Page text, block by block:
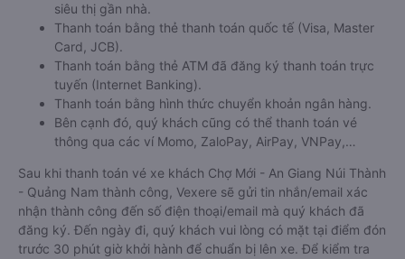
siêu thị gần nhà.
Thanh toán bằng thẻ thanh toán quốc tế (Visa, Master
Card, JCB).
Thanh toán bằng thẻ ATM đã đăng ký thanh toán trực
tuyến (Internet Banking).
Thanh toán bằng hình thức chuyển khoản ngân hàng.
Bên cạnh đó, quý khách cũng có thể thanh toán vé
thông qua các ví Momo, ZaloPay, AirPay, VNPay,…
Sau khi thanh toán vé xe khách Chợ Mới - An Giang Núi Thành
- Quảng Nam thành công, Vexere sẽ gửi tin nhắn/email xác
nhận thành công đến số điện thoại/email mà quý khách đã
đăng ký. Đến ngày đi, quý khách vui lòng có mặt tại điểm đón
trước 30 phút giờ khởi hành để chuẩn bị lên xe. Để kiểm tra